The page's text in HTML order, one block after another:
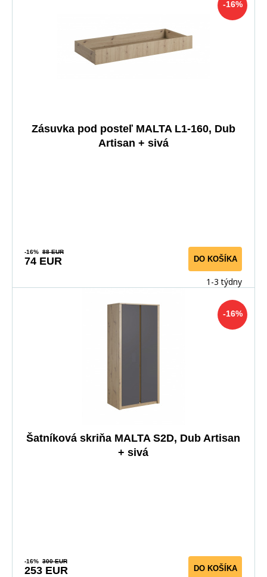
-16%
Zásuvka pod posteľ MALTA L1-160, Dub
Artisan + sivá
-16% 88 EUR
74 EUR DO KOŠÍKA
1-3 týdny
-16%
Šatníková skriňa MALTA S2D, Dub Artisan
+ sivá
-16% 300 EUR
253 EUR DO KOŠÍKA